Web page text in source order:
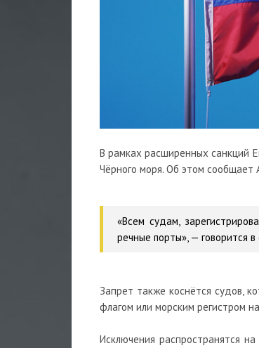
В рамках расширенных санкций
Чёрного моря. Об этом
«Всем судам,
речные порты», — говорится
Запрет также коснётся судов,
флагом или морским регистром
Исключения распространятся